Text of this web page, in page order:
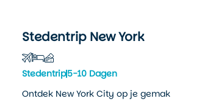
Stedentrip New York
Stedentrip5-10 Dagen
Ontdek New York City op je gemak